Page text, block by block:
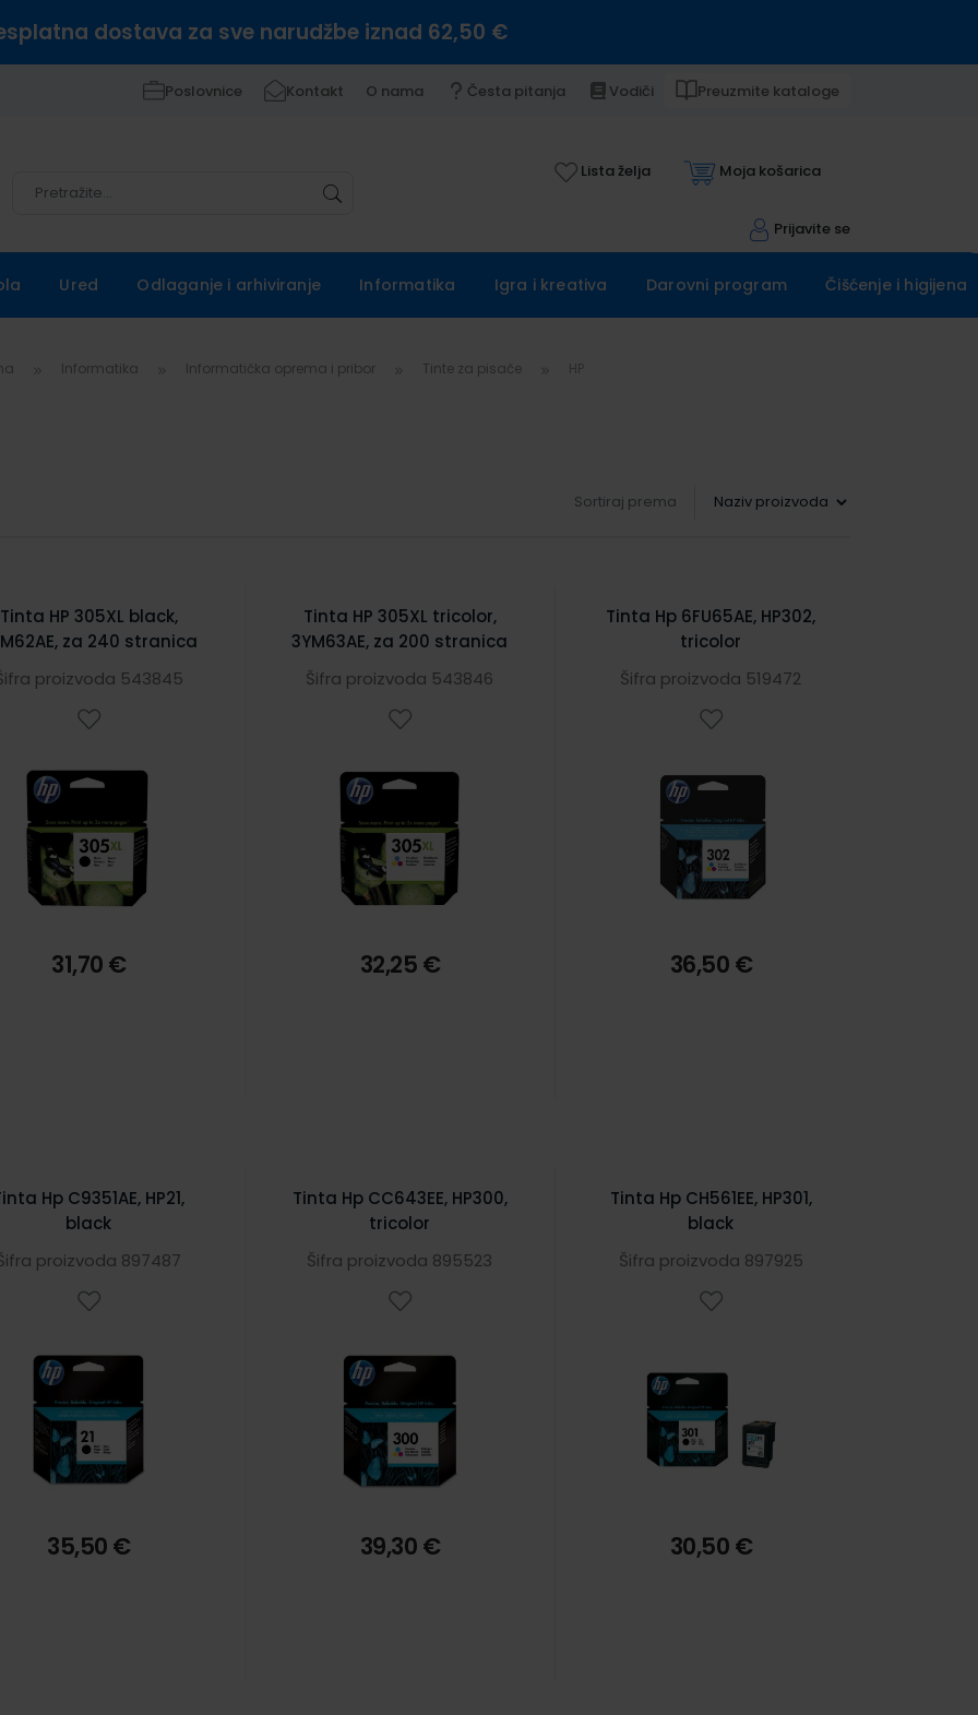
dostava za sve narudžbe iznad 62,50 €
Poslovnice Kontakt O nama Česta pitanja Vodiči Preuzmite kataloge
Lista želja Moja košarica
Prijavite se
Ured Odlaganje i arhiviranje Informatika Igra i kreativa Darovni program Čišćenje i higijena
Informatika Informatička oprema i pribor Tinte za pisače
Sortiraj prema
Tinta HP 305XL black,
za 240 stranica
proizvoda 543845
31,70 €
Tinta HP 305XL tricolor,
3YM63AE, za 200 stranica
Šifra proizvoda 543846
32,25 €
Tinta Hp 6FU65AE, HP302,
tricolor
Šifra proizvoda 519472
36,50 €
Hp C9351AE, HP21,
black
proizvoda 897487
35,50 €
Tinta Hp CC643EE, HP300,
tricolor
Šifra proizvoda 895523
39,30 €
Tinta Hp CH561EE, HP301,
black
Šifra proizvoda 897925
30,50 €